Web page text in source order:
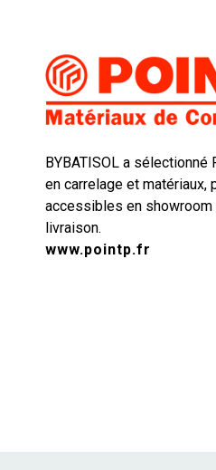
BYBATISOL a
en carrelage et
accessibles en
livraison.
www.pointp.fr